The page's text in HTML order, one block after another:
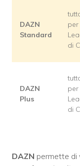
DAZN
Standard
di
DAZN
Plus
di
DAZN permette di